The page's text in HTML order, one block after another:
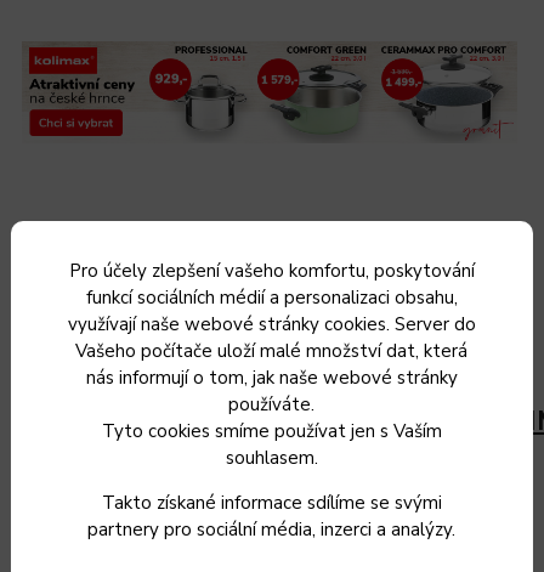
Pro účely zlepšení vašeho komfortu, poskytování
funkcí sociálních médií a personalizaci obsahu,
využívají naše webové stránky cookies. Server do
Vašeho počítače uloží malé množství dat, která
nás informují o tom, jak naše webové stránky
používáte.
Tyto cookies smíme používat jen s Vaším
souhlasem.
Takto získané informace sdílíme se svými
partnery pro sociální média, inzerci a analýzy.
V receptu jsme
použili:
P2806/10TS
Quanta
Rendlík s poklicí
CERAMMAX PRO
COMFORT